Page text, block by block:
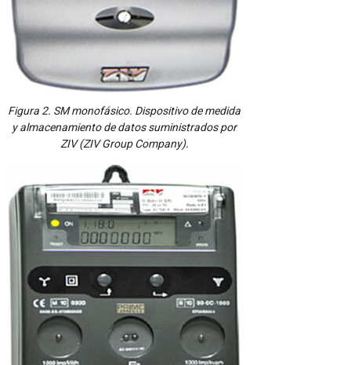
Figura 2. SM monofásico. Dispositivo de medida
y almacenamiento de datos suministrados por
ZIV (ZIV Group Company).